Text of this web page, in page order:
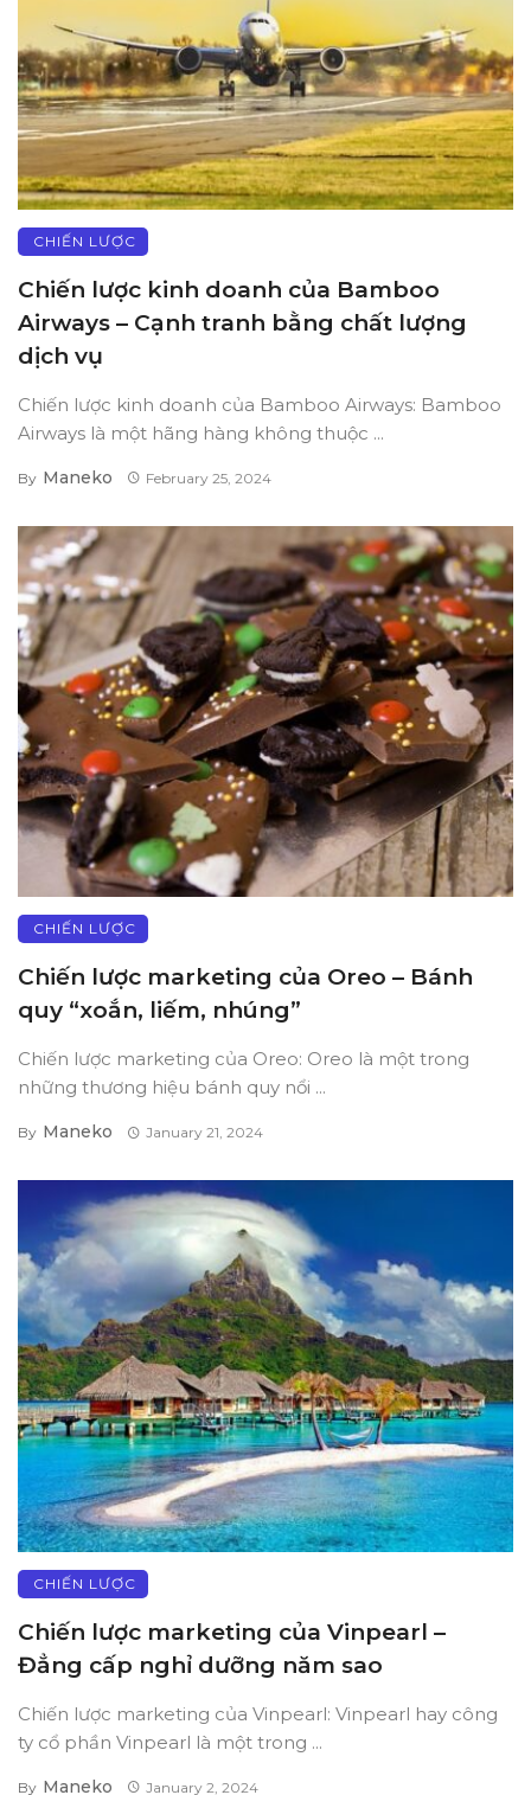
CHIẾN LƯỢC
Chiến lược kinh doanh của Bamboo
Airways – Cạnh tranh bằng chất lượng
dịch vụ
Chiến lược kinh doanh của Bamboo Airways: Bamboo
Airways là một hãng hàng không thuộc ...
By Maneko February 25, 2024
CHIẾN LƯỢC
Chiến lược marketing của Oreo – Bánh
quy “xoắn, liếm, nhúng”
Chiến lược marketing của Oreo: Oreo là một trong
những thương hiệu bánh quy nổi ...
By Maneko January 21, 2024
CHIẾN LƯỢC
Chiến lược marketing của Vinpearl –
Đẳng cấp nghỉ dưỡng năm sao
Chiến lược marketing của Vinpearl: Vinpearl hay công
ty cổ phần Vinpearl là một trong ...
By Maneko January 2, 2024